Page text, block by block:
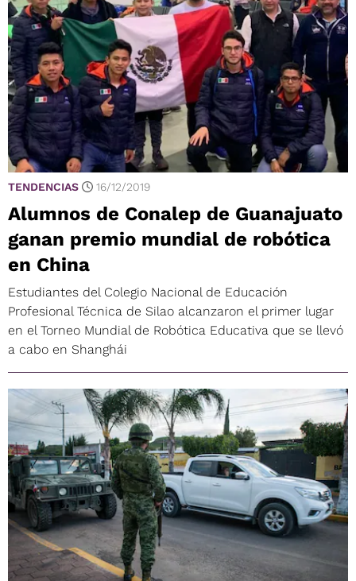
TENDENCIAS 16/12/2019
Alumnos de Conalep de Guanajuato
ganan premio mundial de robótica
en China
Estudiantes del Colegio Nacional de Educación
Profesional Técnica de Silao alcanzaron el primer lugar
en el Torneo Mundial de Robótica Educativa que se llevó
a cabo en Shanghái